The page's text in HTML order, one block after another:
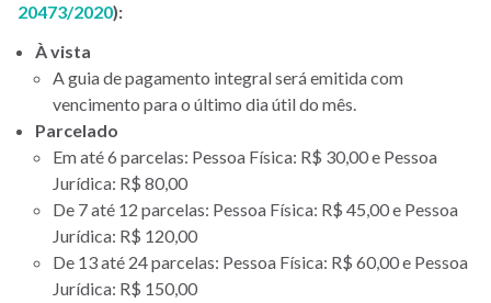
20473/2020):
À vista
A guia de pagamento integral será emitida com
vencimento para o último dia útil do mês.
Parcelado
Em até 6 parcelas: Pessoa Física: R$ 30,00 e Pessoa
Jurídica: R$ 80,00
De 7 até 12 parcelas: Pessoa Física: R$ 45,00 e Pessoa
Jurídica: R$ 120,00
De 13 até 24 parcelas: Pessoa Física: R$ 60,00 e Pessoa
Jurídica: R$ 150,00